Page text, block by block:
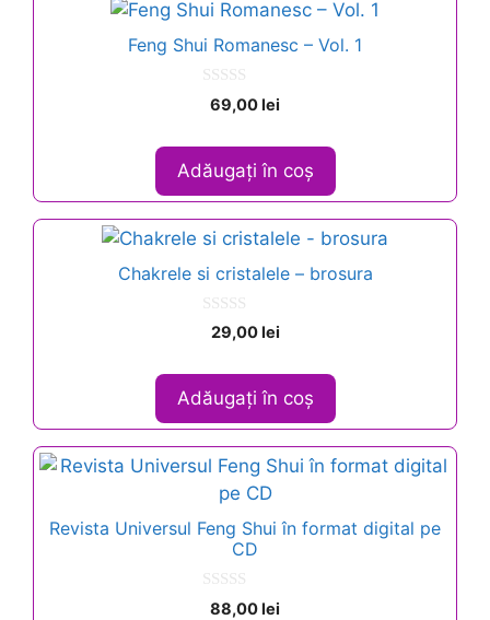
Feng Shui Romanesc – Vol. 1
t
o
f
69,00lei
Adăugați în coș
Chakrele si cristalele – brosura
t
o
f
29,00lei
Adăugați în coș
Revista Universul Feng Shui în format digital pe
CD
88,00lei